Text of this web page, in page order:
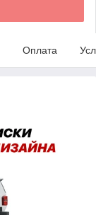
Оплата